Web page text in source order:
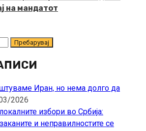
на мандатот
Иран, но нема долго да
2026
избори во Србија:
и неправилностите се